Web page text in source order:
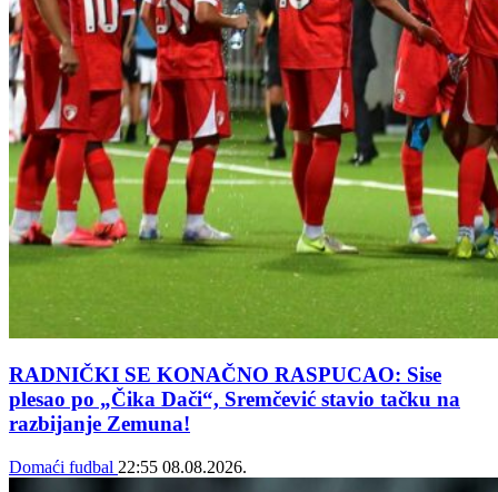
RADNIČKI SE KONAČNO RASPUCAO: Sise
plesao po „Čika Dači“, Sremčević stavio tačku na
razbijanje Zemuna!
Domaći fudbal 22:55 08.08.2026.